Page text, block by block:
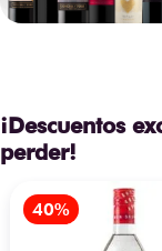
¡Descuentos
perder!